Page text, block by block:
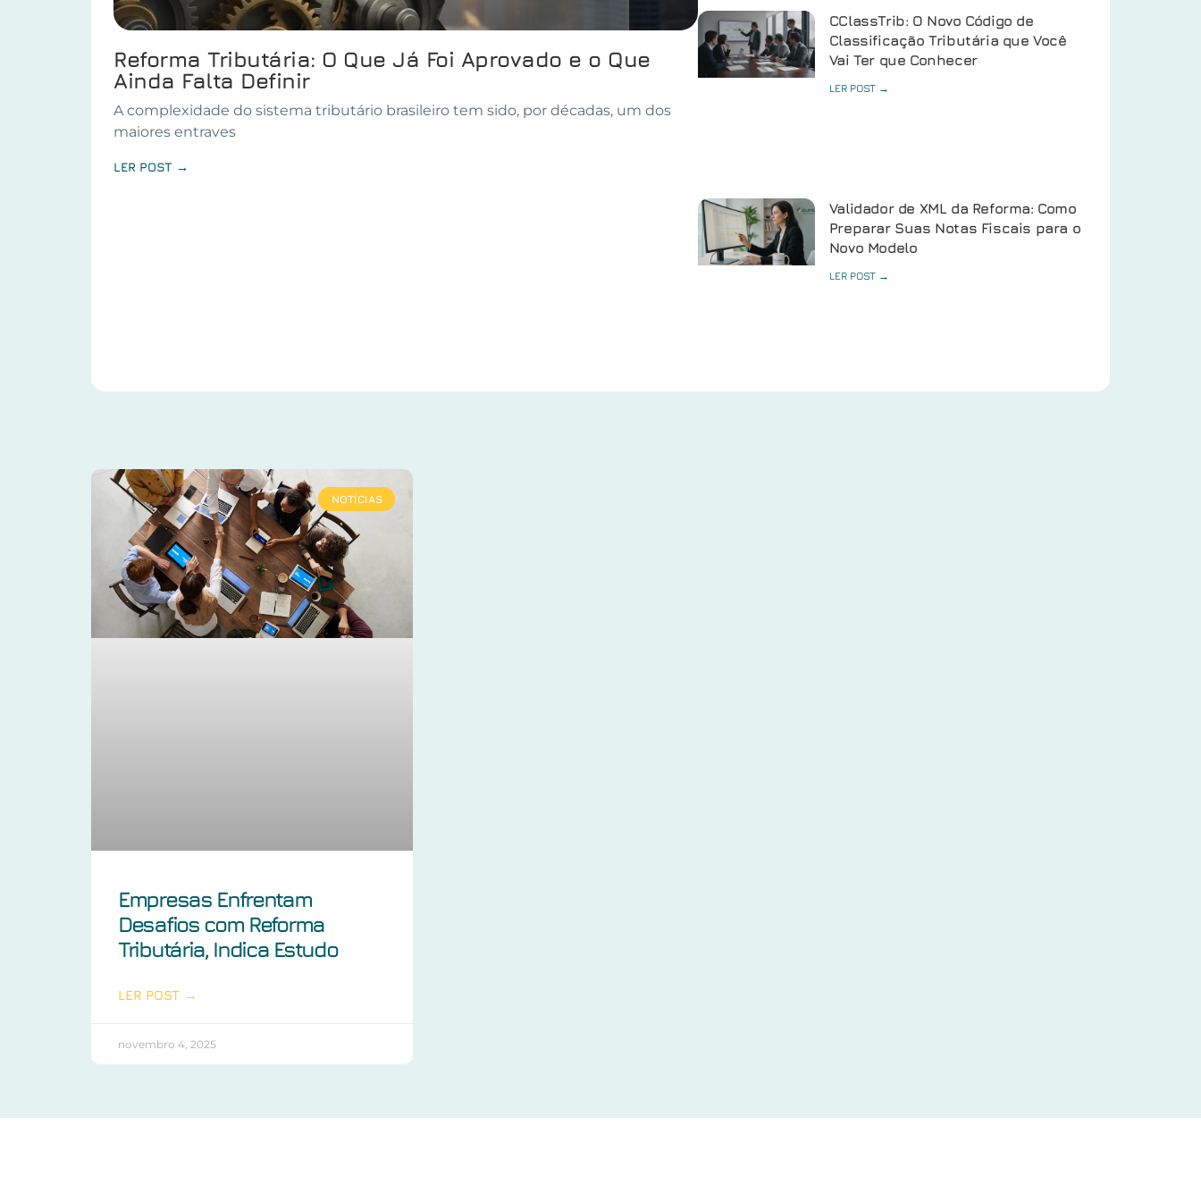
Reforma Tributária: O Que Já Foi Aprovado e o Que
Ainda Falta Definir
A complexidade do sistema tributário brasileiro tem sido, por décadas, um dos
maiores entraves
LER POST →
CClassTrib: O Novo Código de
Classificação Tributária que Você
Vai Ter que Conhecer
LER POST →
Validador de XML da Reforma: Como
Preparar Suas Notas Fiscais para o
Novo Modelo
LER POST →
NOTÍCIAS
Empresas Enfrentam
Desafios com Reforma
Tributária, Indica Estudo
LER POST →
novembro 4, 2025